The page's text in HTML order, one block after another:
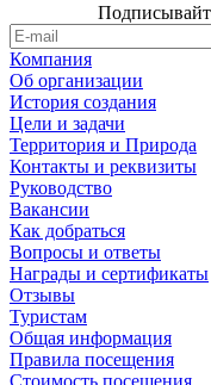
Компания
Об организации
История создания
Цели и задачи
Территория и Природа
Контакты и реквизиты
Руководство
Вакансии
Как добраться
Вопросы и ответы
Награды и сертификаты
Отзывы
Туристам
Общая информация
Правила посещения
Стоимость посещения